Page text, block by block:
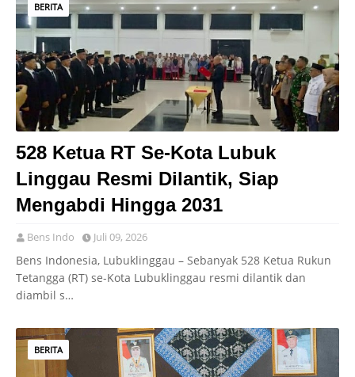
BERITA
528 Ketua RT Se-Kota Lubuk
Linggau Resmi Dilantik, Siap
Mengabdi Hingga 2031
Bens Indo Juli 09, 2026
Bens Indonesia, Lubuklinggau – Sebanyak 528 Ketua Rukun
Tetangga (RT) se-Kota Lubuklinggau resmi dilantik dan
diambil s…
BERITA